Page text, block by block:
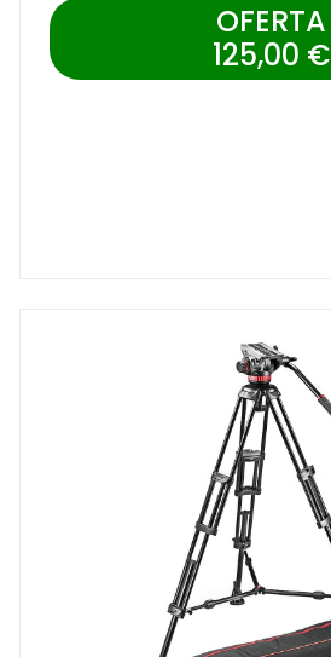
OFERTA
125,00 €